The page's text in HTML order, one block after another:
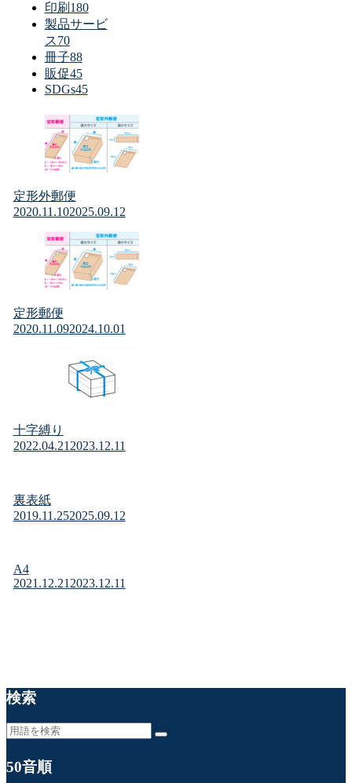
印刷 180
製品サービ
ス70
冊子88
販促45
SDGs45
定形外郵便
2020.11.102025.09.12
定形郵便
2020.11.092024.10.01
十字縛り
2022.04.21 2023.12.11
裏表紙
2019.11.252025.09.12
A4
2021.12.21 2023.12.11
検索
50音順